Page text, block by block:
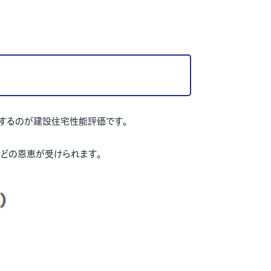
るのが建設住宅性能評価です。
の恩恵が受けられます。